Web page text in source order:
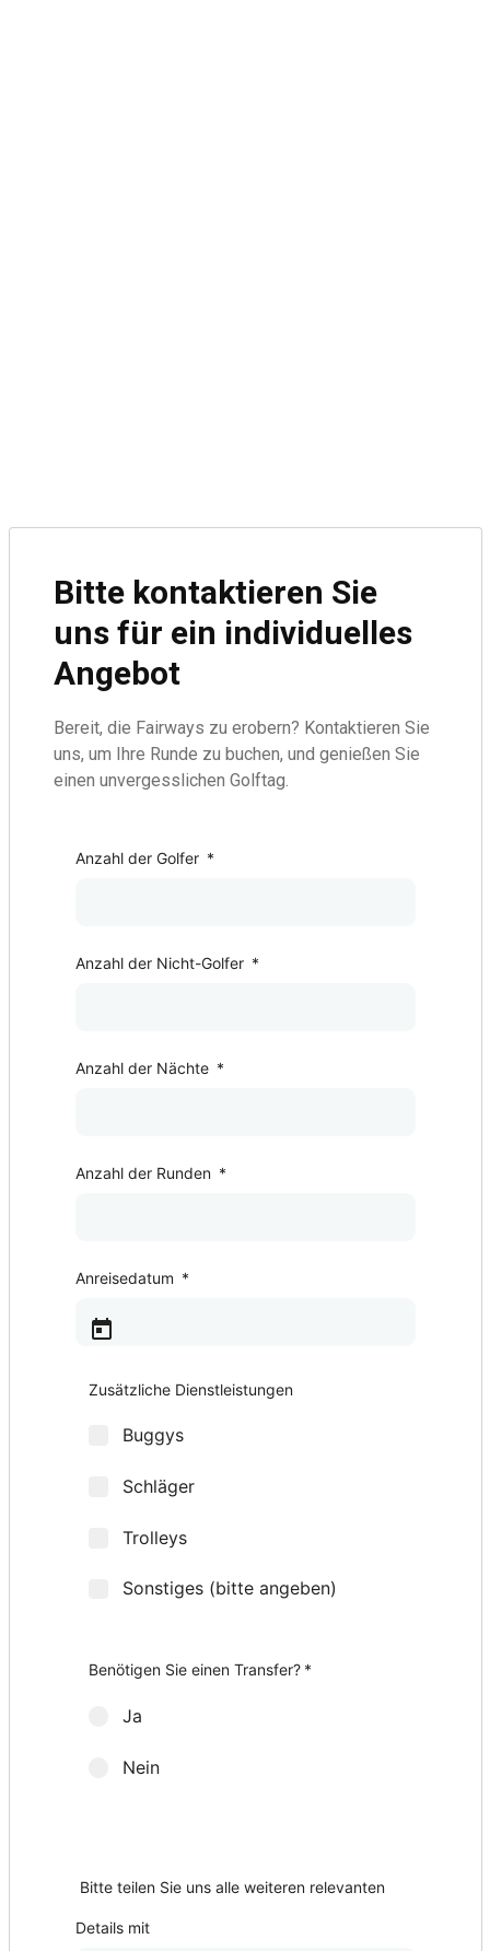
Bitte kontaktieren Sie
uns für ein individuelles
Angebot
Bereit, die Fairways zu erobern? Kontaktieren Sie
uns, um Ihre Runde zu buchen, und genießen Sie
einen unvergesslichen Golftag.
Golf Package
Anzahl der Golfer *
Anzahl der Nicht-Golfer *
Anzahl der Nächte *
Anzahl der Runden *
Anreisedatum *
Zusätzliche Dienstleistungen
Buggys
Schläger
Trolleys
Sonstiges (bitte angeben)
Wie viele Golfschläger-Sets möchten Sie?
Herren-Sets *
Damen-Sets*
Weitere Zusatzleistungen
Benötigen Sie einen Transfer? *
Ja
Nein
Bitte teilen Sie uns alle weiteren relevanten
Details mit